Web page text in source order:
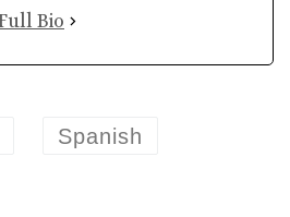
Bio
Spanish